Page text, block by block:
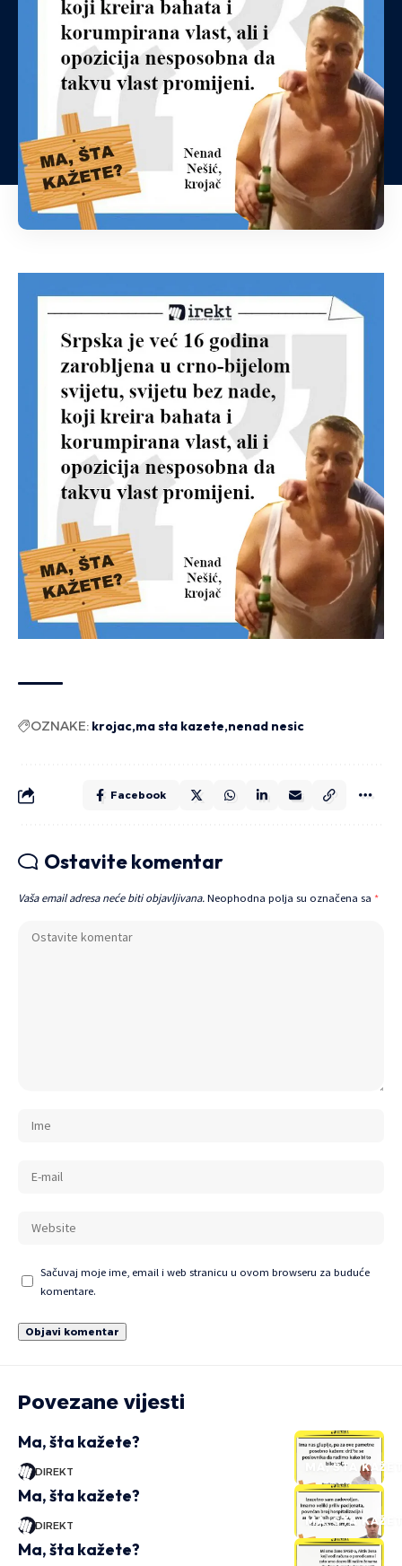
OZNAKE: krojac ma sta kazete nenad nesic
Facebook
Ostavite komentar
Vaša email adresa neće biti objavljivana. Neophodna polja su označena sa *
Sačuvaj moje ime, email i web stranicu u ovom browseru za buduće
komentare.
Povezane vijesti
MA, ŠTA
Ma, šta kažete?
DIREKT
MA, ŠTA
Ma, šta kažete?
DIREKT
Ma, šta kažete?